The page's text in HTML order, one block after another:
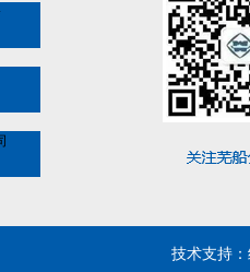
技术支持